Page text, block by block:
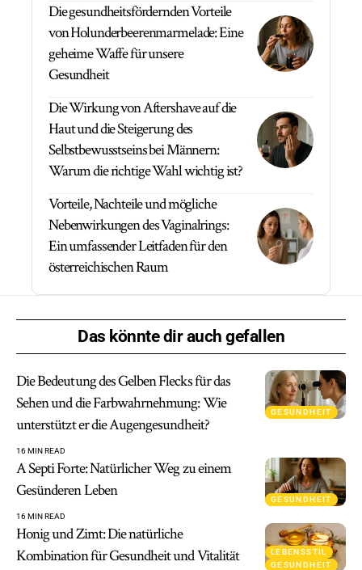
Die gesundheitsfördernden Vorteile
von Holunderbeerenmarmelade: Eine
geheime Waffe für unsere
Gesundheit
Die Wirkung von Aftershave auf die
Haut und die Steigerung des
Selbstbewusstseins bei Männern:
Warum die richtige Wahl wichtig ist?
Vorteile, Nachteile und mögliche
Nebenwirkungen des Vaginalrings:
Ein umfassender Leitfaden für den
österreichischen Raum
Das könnte dir auch gefallen
GESUNDHEIT
Die Bedeutung des Gelben Flecks für das
Sehen und die Farbwahrnehmung: Wie
unterstützt er die Augengesundheit?
16 MIN READ
GESUNDHEIT
A Septi Forte: Natürlicher Weg zu einem
Gesünderen Leben
16 MIN READ
LEBENSSTIL
GESUNDHEIT
Honig und Zimt: Die natürliche
Kombination für Gesundheit und Vitalität